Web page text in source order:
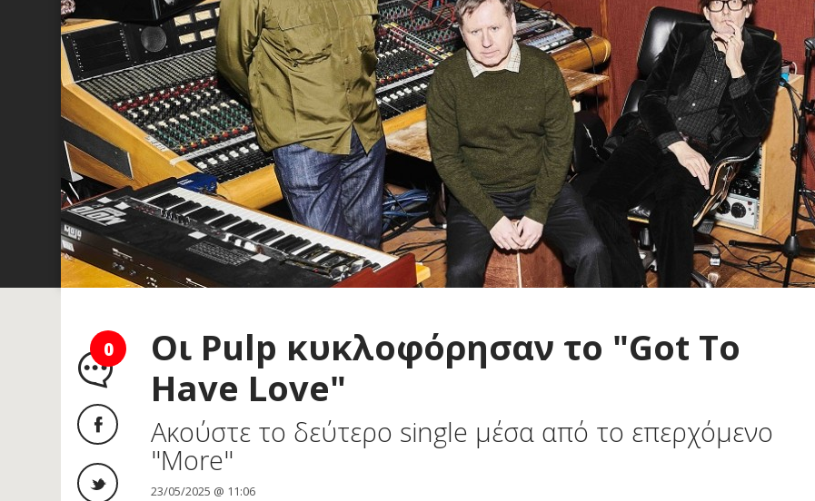
0
Οι Pulp κυκλοφόρησαν το "Got To
Have Love"
Ακούστε το δεύτερο single μέσα από το επερχόμενο
"Μore"
23/05/2025 @ 11:06